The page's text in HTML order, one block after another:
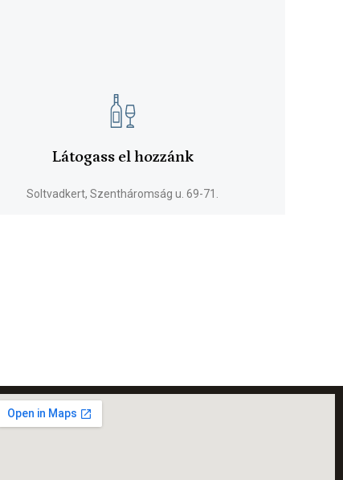
Látogass el hozzánk
Soltvadkert, Szentháromság u. 69-71.